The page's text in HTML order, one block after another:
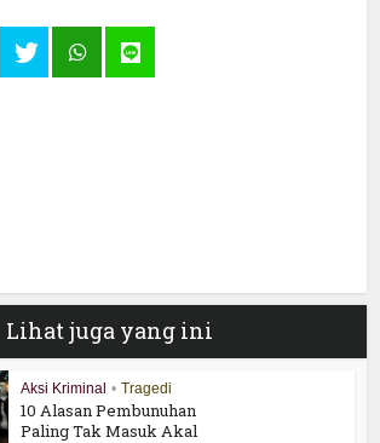
Lihat juga yang ini
Aksi Kriminal • Tragedi
10 Alasan Pembunuhan
Paling Tak Masuk Akal